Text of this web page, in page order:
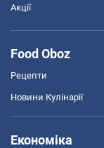
Акції
Food Oboz
Рецепти
Новини Кулінарії
Економіка